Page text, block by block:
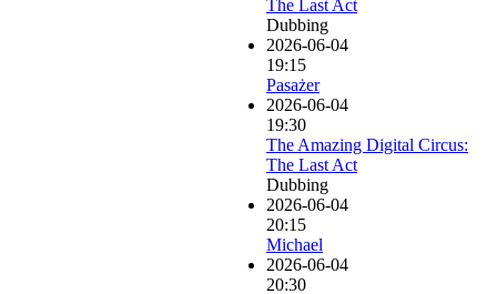
The Last Act
Dubbing
2026-06-04
19:15
Pasażer
2026-06-04
19:30
The Amazing Digital Circus:
The Last Act
Dubbing
2026-06-04
20:15
Michael
2026-06-04
20:30